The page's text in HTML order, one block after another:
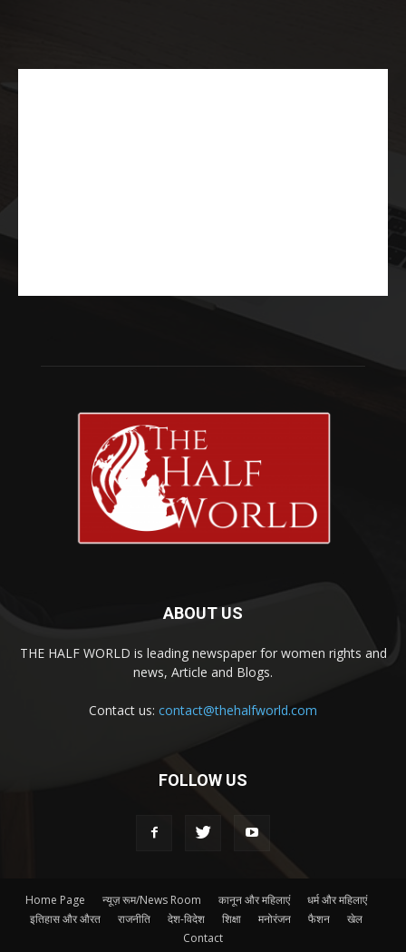
ABOUT US
THE HALF WORLD is leading newspaper for women rights and
news, Article and Blogs.
Contact us: contact@thehalfworld.com
FOLLOW US
Home Page न्यूज़ रूम/News Room कानून और महिलाएं
धर्म और महिलाएं
इतिहास और औरत
राजनीति देश-विदेश शिक्षा मनोरंजन फैशन
खेल
Contact